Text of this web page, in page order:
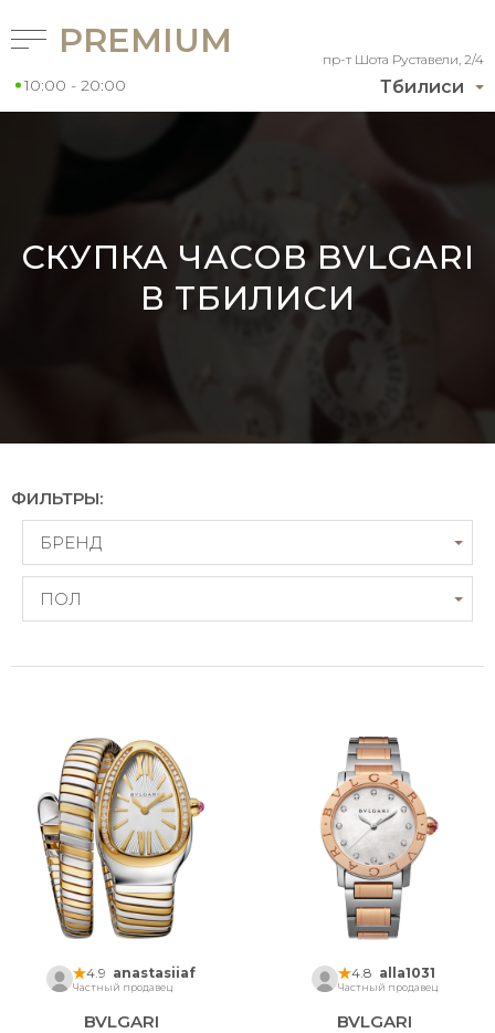
Тбилиси
пр-т Шота Руставели, 2/4
PREMIUM
10:00 - 20:00
СКУПКА ЧАСОВ BVLGARI
В ТБИЛИСИ
ФИЛЬТРЫ:
БРЕНД
ПОЛ
4.9 anastasiiaf
Частный продавец
BVLGARI
4.8 alla1031
Частный продавец
BVLGARI